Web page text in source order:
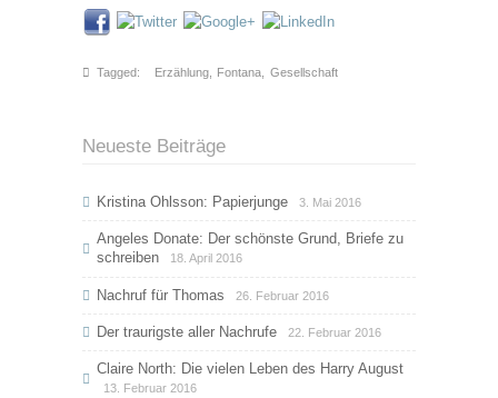
Tagged: Erzählung, Fontana Gesellschaft
Neueste Beiträge
Kristina Ohlsson: Papierjunge 3. Mai 2016
Angeles Donate: Der schönste Grund, Briefe zu
schreiben
18. April 2016
Nachruf für Thomas 26. Februar 2016
Der traurigste aller Nachrufe 22. Februar 2016
Claire North: Die vielen Leben des Harry August
13. Februar 2016